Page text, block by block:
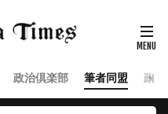
政治倶楽部 筆者同盟 政